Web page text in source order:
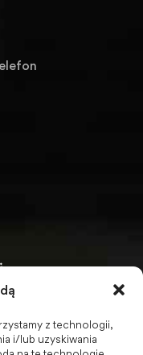
z technologii,
i/lub uzyskiwania
PWSZ -